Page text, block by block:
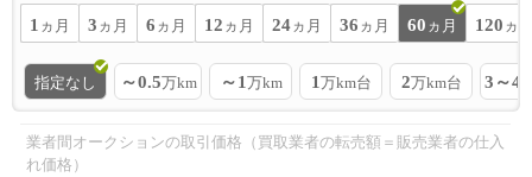
1 ヵ月 3 ヵ月 6 ヵ月 12 ヵ月 24 ヵ月 36 ヵ月 60 ヵ月 120 ヵ
指定なし ～0.5万km ～1 万km 1 万km台 2万km台 3～4
業者間オークションの取引価格（買取業者の転売額＝販売業者の仕入
れ価格）